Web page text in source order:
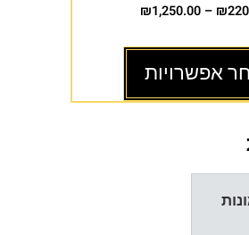
₪
–
₪1,250.00
אפשרויות